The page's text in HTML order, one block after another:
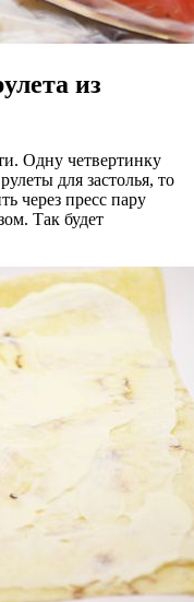
из
Одну четвертинку
для застолья, то
через пресс пару
Так будет